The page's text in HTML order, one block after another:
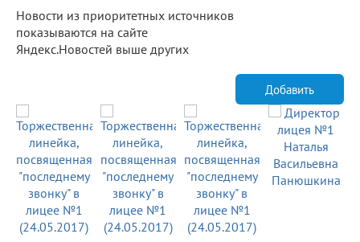
Новости из приоритетных источников
показываются на сайте
Яндекс.Новостей выше других
Добавить